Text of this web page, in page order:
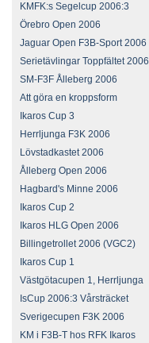
KMFK:s Segelcup 2006:3
Örebro Open 2006
Jaguar Open F3B-Sport 2006
Serietävlingar Toppfältet 2006
SM-F3F Ålleberg 2006
Att göra en kroppsform
Ikaros Cup 3
Herrljunga F3K 2006
Lövstadkastet 2006
Ålleberg Open 2006
Hagbard's Minne 2006
Ikaros Cup 2
Ikaros HLG Open 2006
Billingetrollet 2006 (VGC2)
Ikaros Cup 1
Västgötacupen 1, Herrljunga
IsCup 2006:3 Vårsträcket
Sverigecupen F3K 2006
KM i F3B-T hos RFK Ikaros